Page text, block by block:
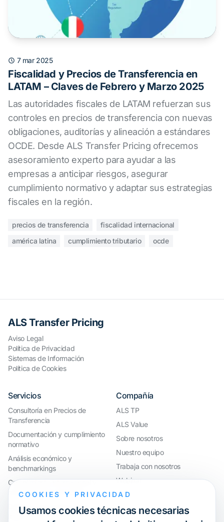
7 mar 2025
Fiscalidad y Precios de Transferencia en
LATAM – Claves de Febrero y Marzo 2025
Las autoridades fiscales de LATAM refuerzan sus
controles en precios de transferencia con nuevas
obligaciones, auditorías y alineación a estándares
OCDE. Desde ALS Transfer Pricing ofrecemos
asesoramiento experto para ayudar a las
empresas a anticipar riesgos, asegurar
cumplimiento normativo y adaptar sus estrategias
fiscales en la región.
precios de transferencia
fiscalidad internacional
américa latina
cumplimiento tributario ocde
ALS Transfer Pricing
Aviso Legal
Política de Privacidad
Sistemas de Información
Política de Cookies
Servicios
Consultoría en Precios de
Transferencia
Documentación y cumplimiento
normativo
Análisis económico y
benchmarkings
Cumplimiento internacional y
reorganización de grupos
Defensa ante inspecciones y
litigios
Compañía
ALS TP
ALS Value
Sobre nosotros
Nuestro equipo
Trabaja con nosotros
Webinar
COOKIES Y PRIVACIDAD
Usamos cookies técnicas necesarias